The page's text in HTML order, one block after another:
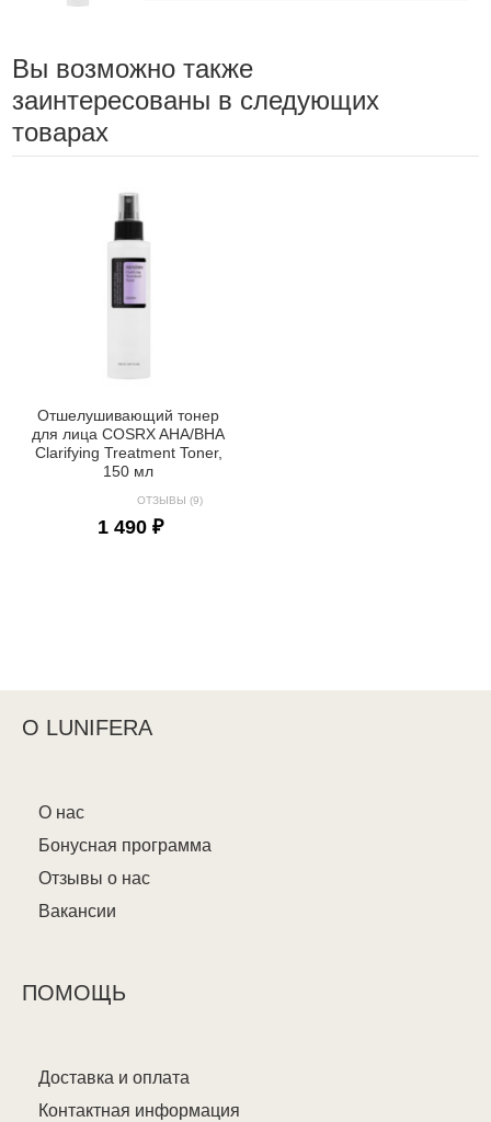
Вы возможно также
заинтересованы в следующих
товарах
Отшелушивающий тонер
для лица COSRX AHA/BHA
Clarifying Treatment Toner,
150 мл
ОТЗЫВЫ (9)
1 490 ₽
О LUNIFERA
О нас
Бонусная программа
Отзывы о нас
Вакансии
ПОМОЩЬ
Доставка и оплата
Контактная информация